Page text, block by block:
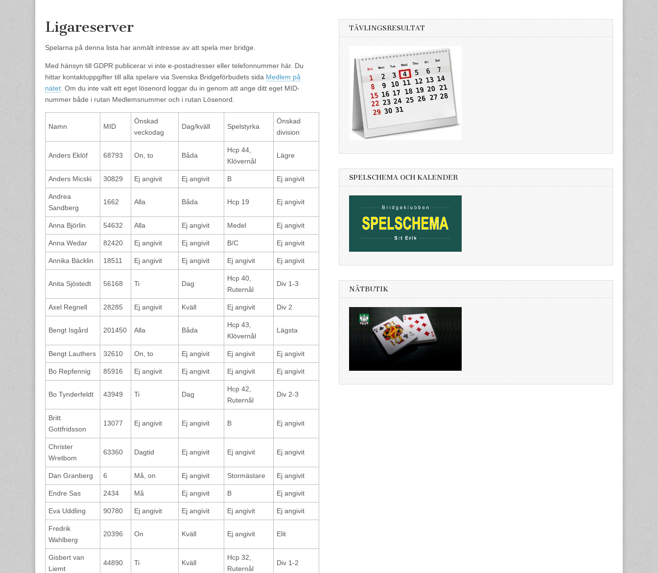
Ligareserver
Spelarna på denna lista har anmält intresse av att spela mer bridge.
Med hänsyn till GDPR publicerar vi inte e-postadresser eller telefonnummer här. Du
hittar kontaktuppgifter till alla spelare via Svenska Bridgeförbudets sida Medlem på
nätet . Om du inte valt ett eget lösenord loggar du in genom att ange ditt eget MID-
nummer både i rutan Medlemsnummer och i rutan Lösenord.
Namn MID
Önskad
veckodag
Dag/kväll Spelstyrka
Önskad
division
Anders Eklöf 68793 On, to Båda
Hcp 44,
Klövernål
Lägre
Anders Micski 30829 Ej angivit Ej angivit B Ej angivit
Andrea
Sandberg
1662 Alla Båda Hcp 19 Ej angivit
Anna Björlin 54632 Alla Ej angivit Medel Ej angivit
Anna Wedar 82420 Ej angivit Ej angivit B/C Ej angivit
Annika Bäcklin 18511 Ej angivit Ej angivit Ej angivit Ej angivit
Anita Sjöstedt 56168 Ti Dag
Hcp 40,
Ruternål
Div 1-3
Axel Regnell 28285 Ej angivit Kväll Ej angivit Div 2
Bengt Isgård 201450 Alla Båda
Hcp 43,
Klövernål
Lägsta
Bengt Lauthers 32610 On, to Ej angivit Ej angivit Ej angivit
Bo Repfennig 85916 Ej angivit Ej angivit Ej angivit Ej angivit
Bo Tynderfeldt 43949 Ti Dag
Hcp 42,
Ruternål
Div 2-3
Britt
Gottfridsson
13077 Ej angivit Ej angivit B Ej angivit
Christer
Wretbom
63360 Dagtid Ej angivit Ej angivit Ej angivit
Dan Granberg 6 Må, on Ej angivit Stormästare Ej angivit
Endre Sas 2434 Må Ej angivit B Ej angivit
Eva Uddling 90780 Ej angivit Ej angivit Ej angivit Ej angivit
Fredrik
Wahlberg
20396 On Kväll Ej angivit Elit
Gisbert van
Liemt
44890 Ti Kväll
Hcp 32,
Ruternål
Div 1-2
TÄVLINGSRESULTAT
SPELSCHEMA OCH KALENDER
NÄTBUTIK